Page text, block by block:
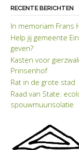
RECENTE BERICHTEN
In memoriam Frans
Help jij gemeente
geven?
Kasten voor
Prinsenhof
Rat in de grote stad
Raad van State:
spouwmuuriso­latie